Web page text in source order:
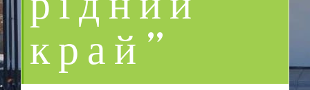
край”